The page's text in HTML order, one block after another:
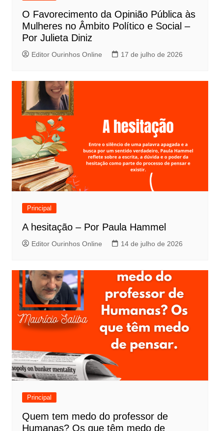
O Favorecimento da Opinião Pública às
Mulheres no Âmbito Político e Social –
Por Julieta Diniz
Editor Ourinhos Online 17 de julho de 2026
Principal
A hesitação – Por Paula Hammel
Editor Ourinhos Online 14 de julho de 2026
Principal
Quem tem medo do professor de
Humanas? Os que têm medo de